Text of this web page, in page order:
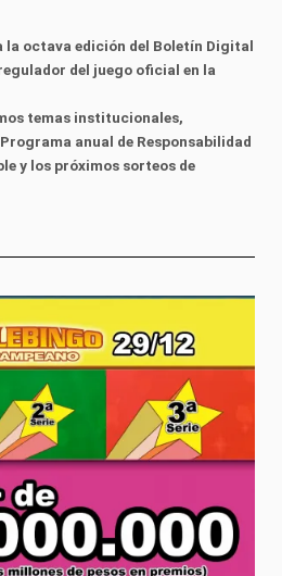
la octava edición del Boletín Digital
del juego oficial en la
temas institucionales,
anual de Responsabilidad
y los próximos sorteos de